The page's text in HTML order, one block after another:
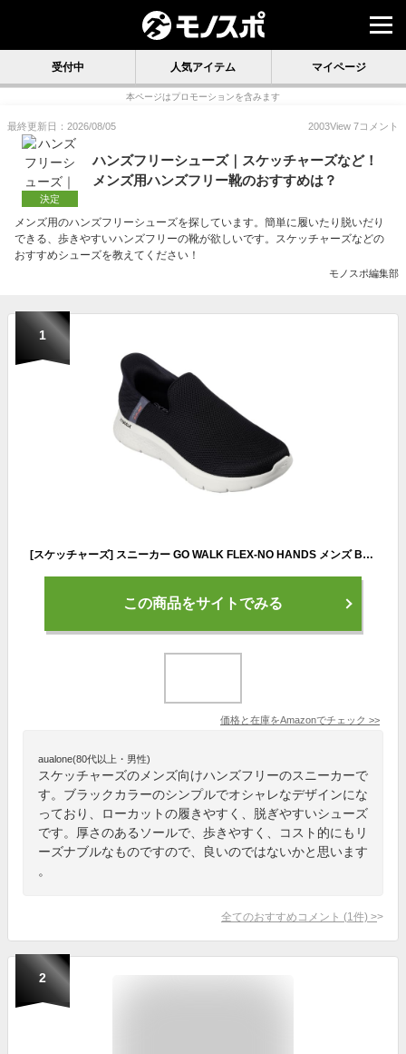
受付中 人気アイテム マイページ
本ページはプロモーションを含みます
最終更新日：2026/08/05 2003View 7コメント
決定
ハンズフリーシューズ｜スケッチャーズなど！
メンズ用ハンズフリー靴のおすすめは？
メンズ用のハンズフリーシューズを探しています。簡単に履いたり脱いだり
できる、歩きやすいハンズフリーの靴が欲しいです。スケッチャーズなどの
おすすめシューズを教えてください！
モノスポ編集部
1
[スケッチャーズ] スニーカー GO WALK FLEX-NO HANDS メンズ BKGY 26.5 cm
この商品をサイトでみる
価格と在庫をAmazonでチェック >>
aualone(80代以上・男性)
スケッチャーズのメンズ向けハンズフリーのスニーカーで
す。ブラックカラーのシンプルでオシャレなデザインにな
っており、ローカットの履きやすく、脱ぎやすいシューズ
です。厚さのあるソールで、歩きやすく、コスト的にもリ
ーズナブルなものですので、良いのではないかと思います
。
全てのおすすめコメント (1 件) >
2